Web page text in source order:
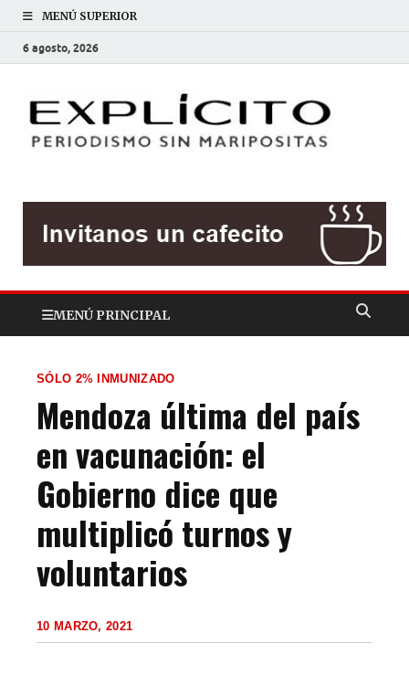
MENÚ SUPERIOR
6 agosto, 2026
MENÚ PRINCIPAL
SÓLO 2% INMUNIZADO
Mendoza última del país
en vacunación: el
Gobierno dice que
multiplicó turnos y
voluntarios
10 MARZO, 2021